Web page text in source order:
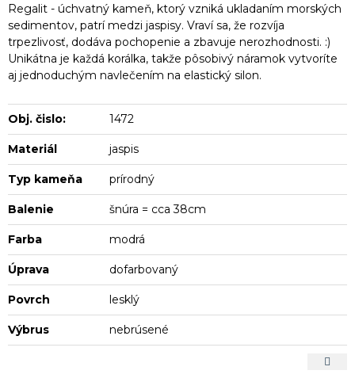
Regalit - úchvatný kameň, ktorý vzniká ukladaním morských
sedimentov, patrí medzi jaspisy. Vraví sa, že rozvíja
trpezlivosť, dodáva pochopenie a zbavuje nerozhodnosti. :)
Unikátna je každá korálka, takže pôsobivý náramok vytvoríte
aj jednoduchým navlečením na elastický silon.
Obj. čislo: 1472
Materiál jaspis
Typ kameňa prírodný
Balenie šnúra = cca 38cm
Farba modrá
Úprava dofarbovaný
Povrch lesklý
Výbrus nebrúsené